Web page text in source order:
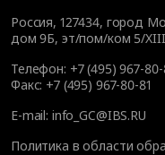
Россия, 127434, город
дом 9Б, эт/пом/ком 5/
Телефон: +7 (495) 967-
Факс: +7 (495) 967-80-81
E-mail: info_GC@IBS.RU
Политика в области